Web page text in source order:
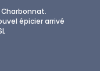
Charbonnat.
épicier arrivé